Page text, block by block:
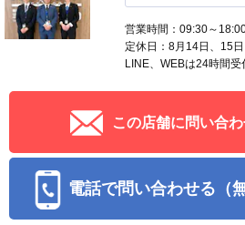
営業時間：09:30～
定休日：8月14日、15日
LINE、WEBは24時間受
この店舗に問い合わ
電話で問い合わせる（無